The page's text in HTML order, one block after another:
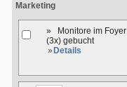
Marketing
» Monitore im Foyer
(3x) gebucht
Details